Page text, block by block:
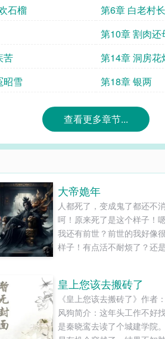
石榴 第6章 白老村长
第10章 割肉还
苦 第14章 洞房花
昭雪 第18章 银两
查看更多章节...
大帝姽年
人都死了，变成鬼了都还不
呵！原来死了是这个样子！
我还有前世？前世的我好像
样子！有点活不耐烦了？还
皇上您该去搬砖了
《皇上您该去搬砖了》作者
风狗简介：这年头工作不好
是秦晓鸾去读了个城建学院